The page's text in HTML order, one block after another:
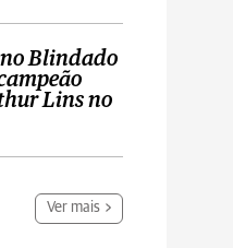
Blindado
Lins no
Ver mais